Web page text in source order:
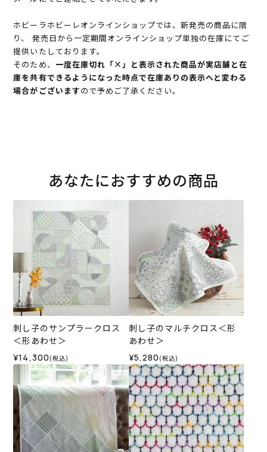
ホビーラホビーレオンラインショップでは、新発売の商品に限
り、 発売日から一定期間オンラインショップ単独の在庫にてご
提供いたしております。
そのため、 一度在庫切れ「×」と表示された商品が実店舗と在
庫を共有できるようになった時点で在庫ありの表示へと変わる
場合がございますので予めご了承ください。
あなたにおすすめの商品
刺し子のサンプラークロス
＜形あわせ＞
¥14,300 (税込)
刺し子のマルチクロス＜形
あわせ＞
¥5,280 (税込)